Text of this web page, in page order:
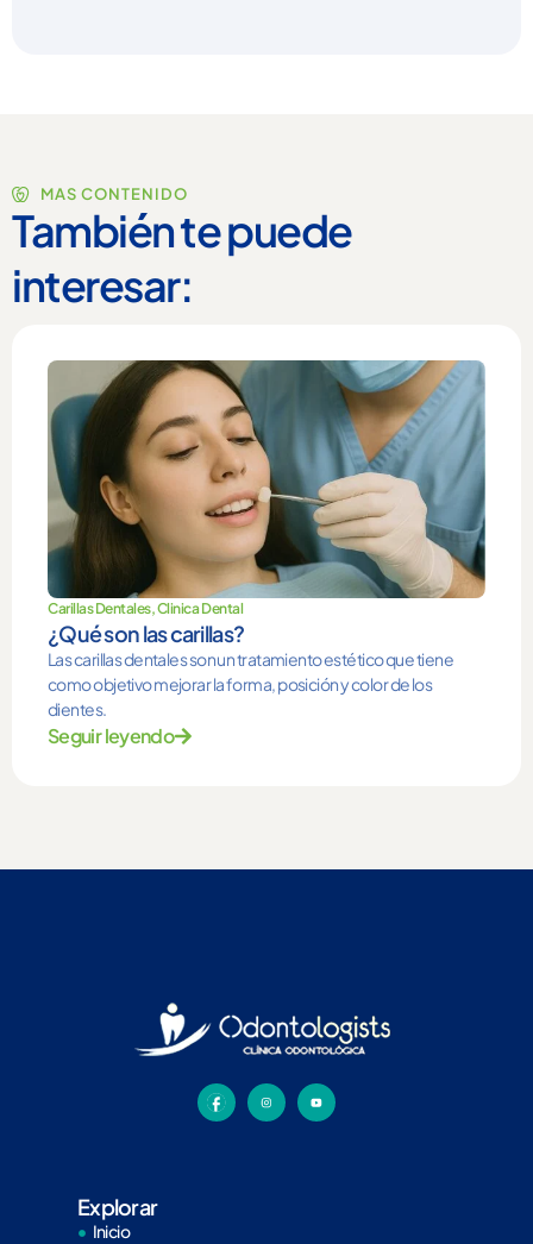
MAS CONTENIDO
También te puede
interesar:
Carillas Dentales,Clinica Dental
¿Qué son las carillas?
Las carillas dentales son un tratamiento estético que tiene
como objetivo mejorar la forma, posición y color de los
dientes.
Seguir leyendo
Explorar
Inicio